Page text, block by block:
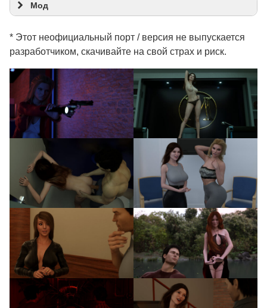
Мод
* Этот неофициальный порт / версия не выпускается
разработчиком, скачивайте на свой страх и риск.